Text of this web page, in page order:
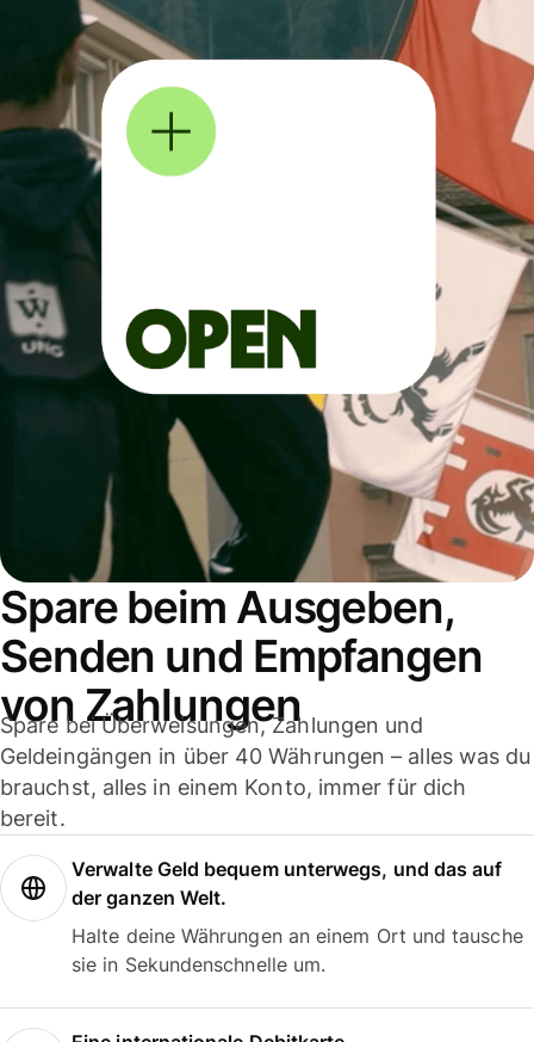
Spare beim Ausgeben,
Senden und Empfangen
von Zahlungen
Spare bei Überweisungen, Zahlungen und
Geldeingängen in über 40 Währungen – alles was du
brauchst, alles in einem Konto, immer für dich
bereit.
Verwalte Geld bequem unterwegs, und das auf
der ganzen Welt.
Halte deine Währungen an einem Ort und tausche
sie in Sekundenschnelle um.